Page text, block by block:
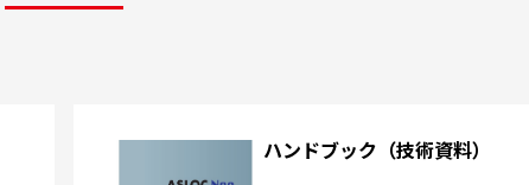
ハンドブック（技術資料）